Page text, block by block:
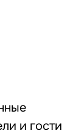
и гости